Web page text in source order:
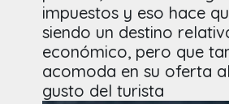
impuestos y eso hace
siendo un destino
económico, pero que
acomoda en su oferta
gusto del turista